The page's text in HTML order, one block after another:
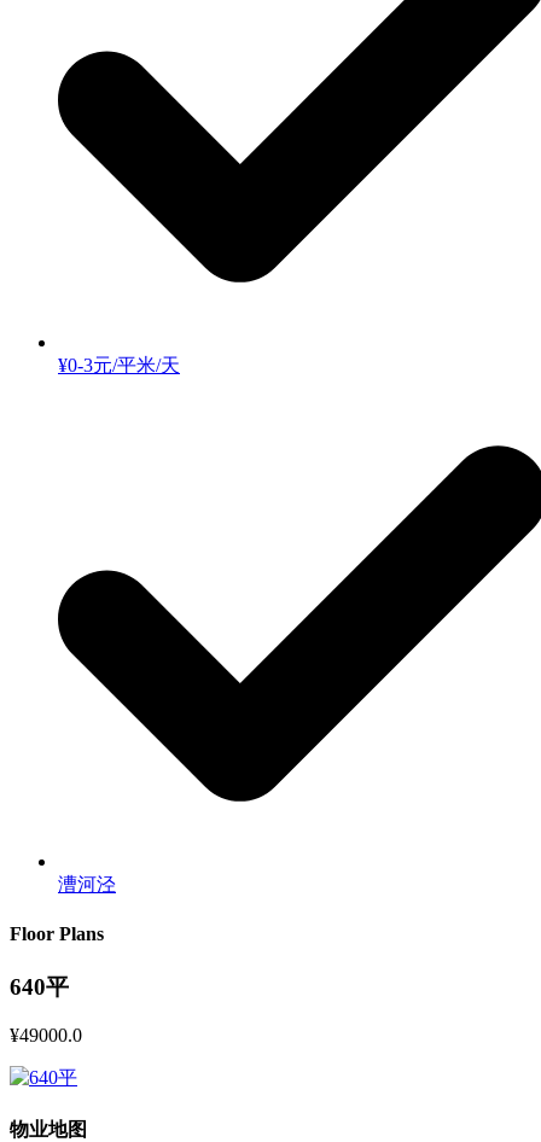
¥0-3元/平米/天
漕河泾
Floor Plans
640平
¥49000.0
物业地图